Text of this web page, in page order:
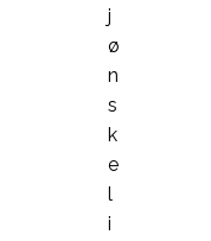
j
ø
n
s
k
e
l
i